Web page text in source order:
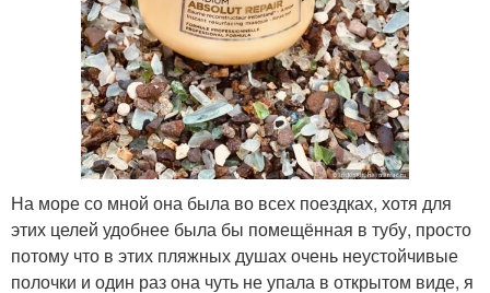
На море со мной она была во всех поездках, хотя для
этих целей удобнее была бы помещённая в тубу, просто
потому что в этих пляжных душах очень неустойчивые
полочки и один раз она чуть не упала в открытом виде, я